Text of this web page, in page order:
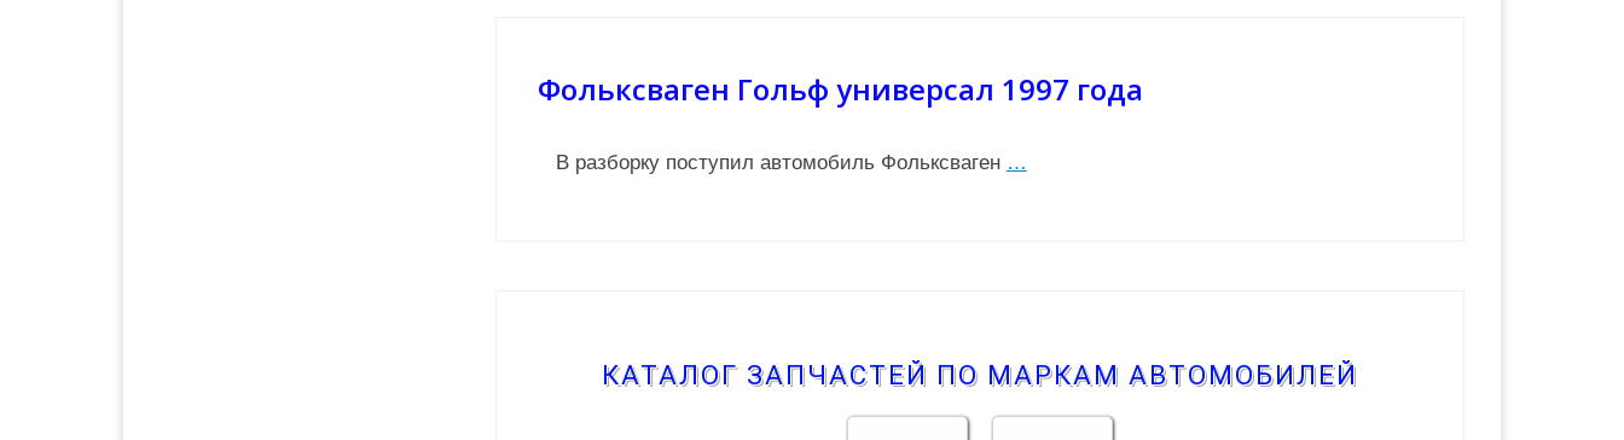
Фольксваген Гольф универсал 1997 года
В разборку поступил автомобиль Фольксваген …
КАТАЛОГ ЗАПЧАСТЕЙ ПО МАРКАМ АВТОМОБИЛЕЙ